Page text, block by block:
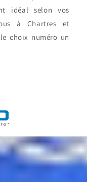
idéal selon vos
à Chartres et
choix numéro un